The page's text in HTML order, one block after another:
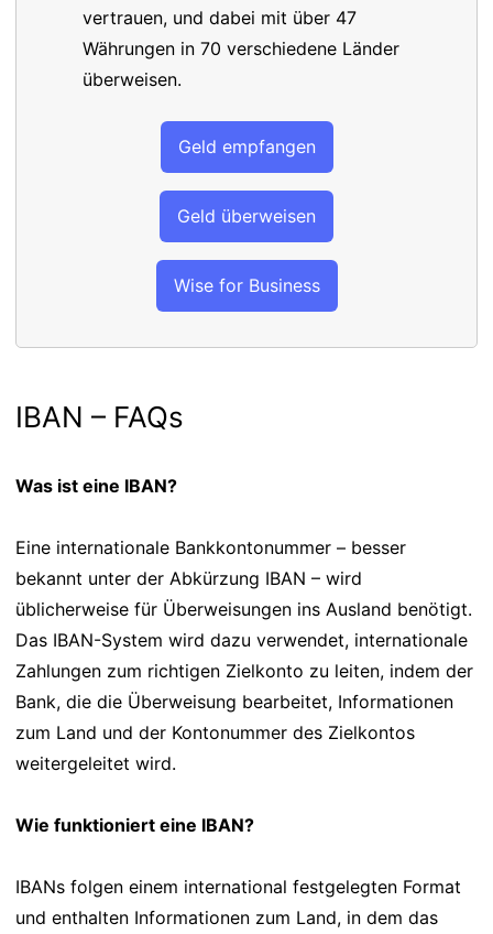
vertrauen, und dabei mit über 47
Währungen in 70 verschiedene Länder
überweisen.
Geld empfangen
Geld überweisen
Wise for Business
IBAN – FAQs
Was ist eine IBAN?
Eine internationale Bankkontonummer – besser
bekannt unter der Abkürzung IBAN – wird
üblicherweise für Überweisungen ins Ausland benötigt.
Das IBAN-System wird dazu verwendet, internationale
Zahlungen zum richtigen Zielkonto zu leiten, indem der
Bank, die die Überweisung bearbeitet, Informationen
zum Land und der Kontonummer des Zielkontos
weitergeleitet wird.
Wie funktioniert eine IBAN?
IBANs folgen einem international festgelegten Format
und enthalten Informationen zum Land, in dem das